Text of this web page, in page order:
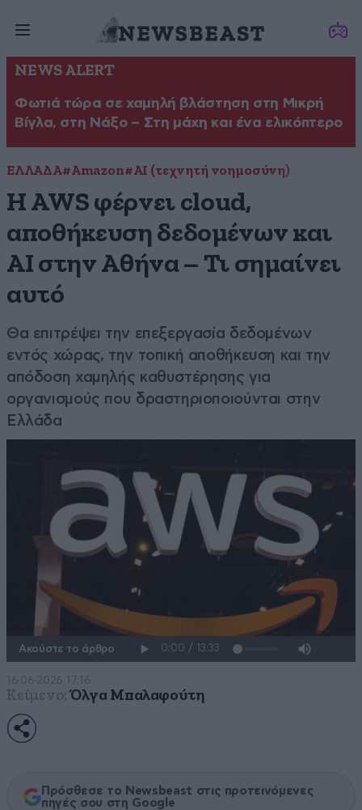
NEWS ALERT
Φωτιά τώρα σε χαμηλή βλάστηση στη Μικρή
Βίγλα, στη Νάξο – Στη μάχη και ένα ελικόπτερο
ΕΛΛΑΔΑ#Amazon#ΑΙ (τεχνητή νοημοσύνη)
Η AWS φέρνει cloud,
αποθήκευση δεδομένων και
AI στην Αθήνα – Τι σημαίνει
αυτό
Θα επιτρέψει την επεξεργασία δεδομένων
εντός χώρας, την τοπική αποθήκευση και την
απόδοση χαμηλής καθυστέρησης για
οργανισμούς που δραστηριοποιούνται στην
Ελλάδα
Ακούστε το άρθρο
16·06·2026 17:16
Κείμενο: Όλγα Μπαλαφούτη
Πρόσθεσε το Newsbeast στις προτεινόμενες
πηγές σου στη Google